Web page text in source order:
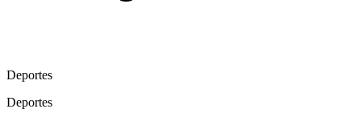
Deportes
Deportes